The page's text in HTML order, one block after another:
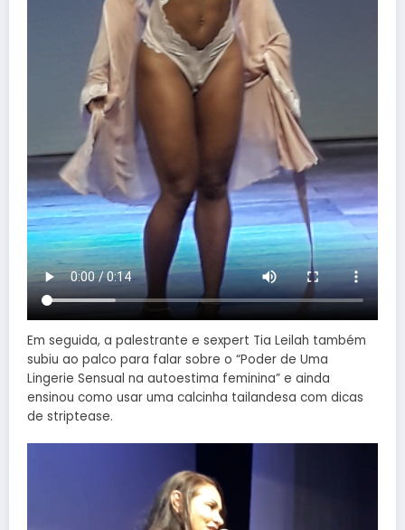
Em seguida, a palestrante e sexpert Tia Leilah também
subiu ao palco para falar sobre o “Poder de Uma
Lingerie Sensual na autoestima feminina” e ainda
ensinou como usar uma calcinha tailandesa com dicas
de striptease.